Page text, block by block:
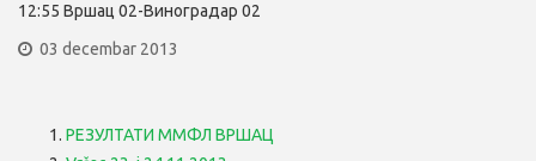
12:55 Вршац 02-Виноградар 02
03 decembar 2013
РЕЗУЛТАТИ ММФЛ ВРШАЦ